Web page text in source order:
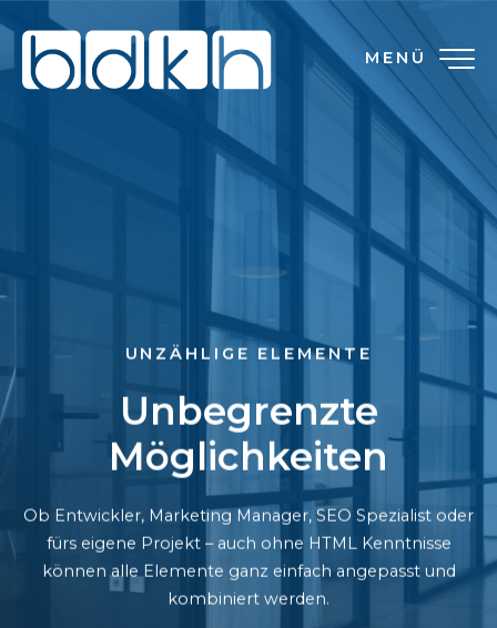
MENÜ
UNZÄHLIGE ELEMENTE
Unbegrenzte
Möglichkeiten
Ob Entwickler, Marketing Manager, SEO Spezialist oder
fürs eigene Projekt – auch ohne HTML Kenntnisse
können alle Elemente ganz einfach angepasst und
kombiniert werden.